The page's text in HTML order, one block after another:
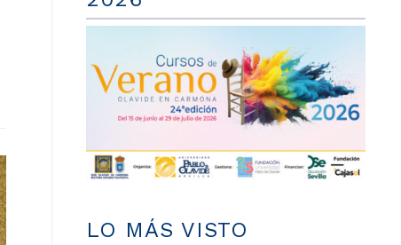
LO MÁS VISTO